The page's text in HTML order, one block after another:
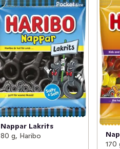
Nappar Lakrits
80 g, Haribo
170